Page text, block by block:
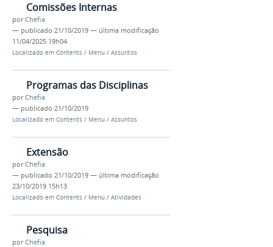
Comissões Internas
porChefia
— publicado 21/10/2019 — última modificação
11/04/2025 19h04
Localizado em Contents / Menu / Assuntos
Programas das Disciplinas
porChefia
— publicado 21/10/2019
Localizado em Contents / Menu / Assuntos
Extensão
porChefia
— publicado 21/10/2019 — última modificação
23/10/2019 15h13
Localizado em Contents / Menu / Atividades
Pesquisa
porChefia